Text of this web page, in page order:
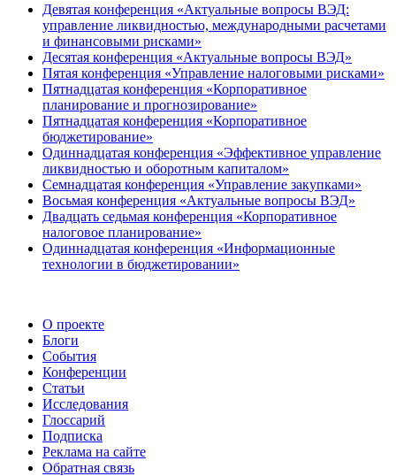
Девятая конференция «Актуальные вопросы ВЭД:
управление ликвидностью, международными расчетами
и финансовыми рисками»
Десятая конференция «Актуальные вопросы ВЭД»
Пятая конференция «Управление налоговыми рисками»
Пятнадцатая конференция «Корпоративное
планирование и прогнозирование»
Пятнадцатая конференция «Корпоративное
бюджетирование»
Одиннадцатая конференция «Эффективное управление
ликвидностью и оборотным капиталом»
Семнадцатая конференция «Управление закупками»
Восьмая конференция «Актуальные вопросы ВЭД»
Двадцать седьмая конференция «Корпоративное
налоговое планирование»
Одиннадцатая конференция «Информационные
технологии в бюджетировании»
О проекте
Блоги
События
Конференции
Статьи
Исследования
Глоссарий
Подписка
Реклама на сайте
Обратная связь